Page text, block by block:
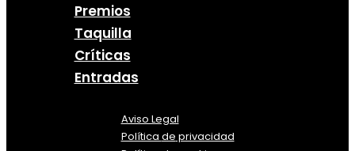
Premios
Taquilla
Críticas
Entradas
Aviso Legal
Política de privacidad